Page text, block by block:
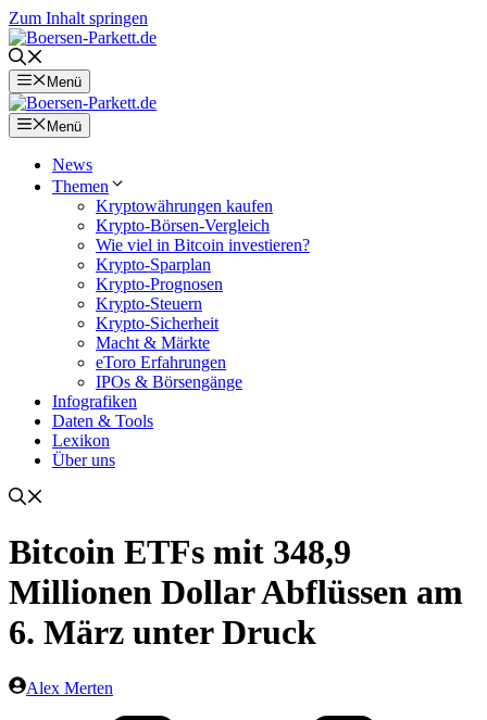
Zum Inhalt springen
Menü
Menü
News
Themen
Kryptowährungen kaufen
Krypto-Börsen-Vergleich
Wie viel in Bitcoin investieren?
Krypto-Sparplan
Krypto-Prognosen
Krypto-Steuern
Krypto-Sicherheit
Macht & Märkte
eToro Erfahrungen
IPOs & Börsengänge
Infografiken
Daten & Tools
Lexikon
Über uns
Bitcoin ETFs mit 348,9
Millionen Dollar Abflüssen am
6. März unter Druck
Alex Merten